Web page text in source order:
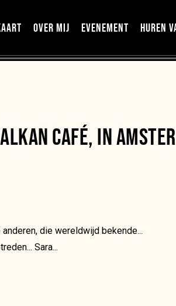
OVER MIJ EVENEMENT HUREN
CAFÉ, IN
die wereldwijd bekende...
Sara...